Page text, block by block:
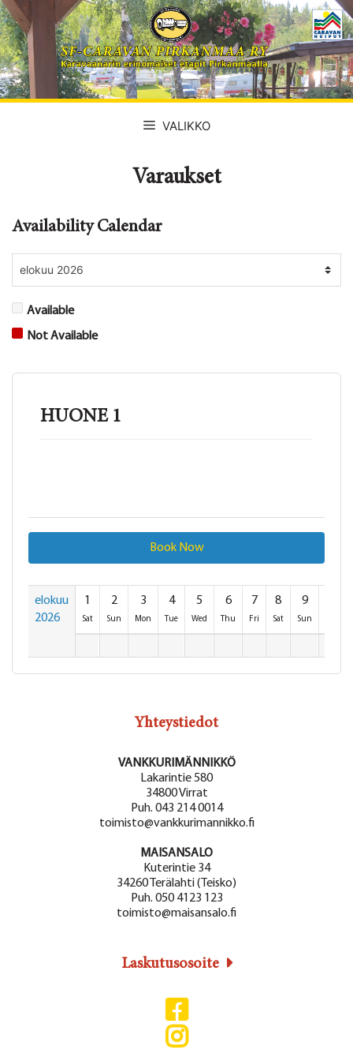
Siirry
sisältöön
VALIKKO
Varaukset
Availability Calendar
Available
Not Available
HUONE 1
Book Now
elokuu
2026
1
Sat
2
Sun
3
Mon
4
Tue
5
Wed
6
Thu
7
Fri
8
Sat
9
Sun
Yhteystiedot
VANKKURIMÄNNIKKÖ
Lakarintie 580
34800 Virrat
Puh. 043 214 0014
toimisto@vankkurimannikko.fi
MAISANSALO
Kuterintie 34
34260 Terälahti (Teisko)
Puh. 050 4123 123
toimisto@maisansalo.fi
Laskutusosoite